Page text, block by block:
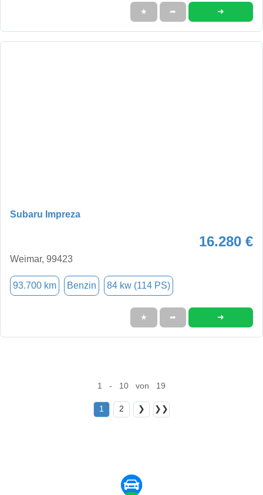
★ ➦ ➜
Subaru Impreza
16.280 €
Weimar, 99423
93.700 km Benzin 84 kw (114 PS)
★ ➦ ➜
1 - 10 von 19
1 2 ❯ ❯❯